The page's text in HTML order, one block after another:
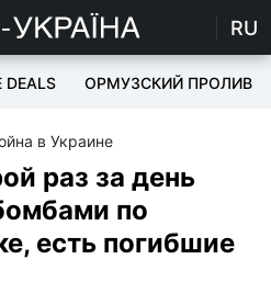
RU
DEALS ОРМУЗСКИЙ ПРОЛИВ
в Украине
раз за день
по
есть погибшие